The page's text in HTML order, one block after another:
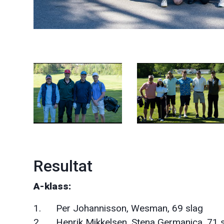
Resultat
A-klass:
1. Per Johannisson, Wesman, 69 slag